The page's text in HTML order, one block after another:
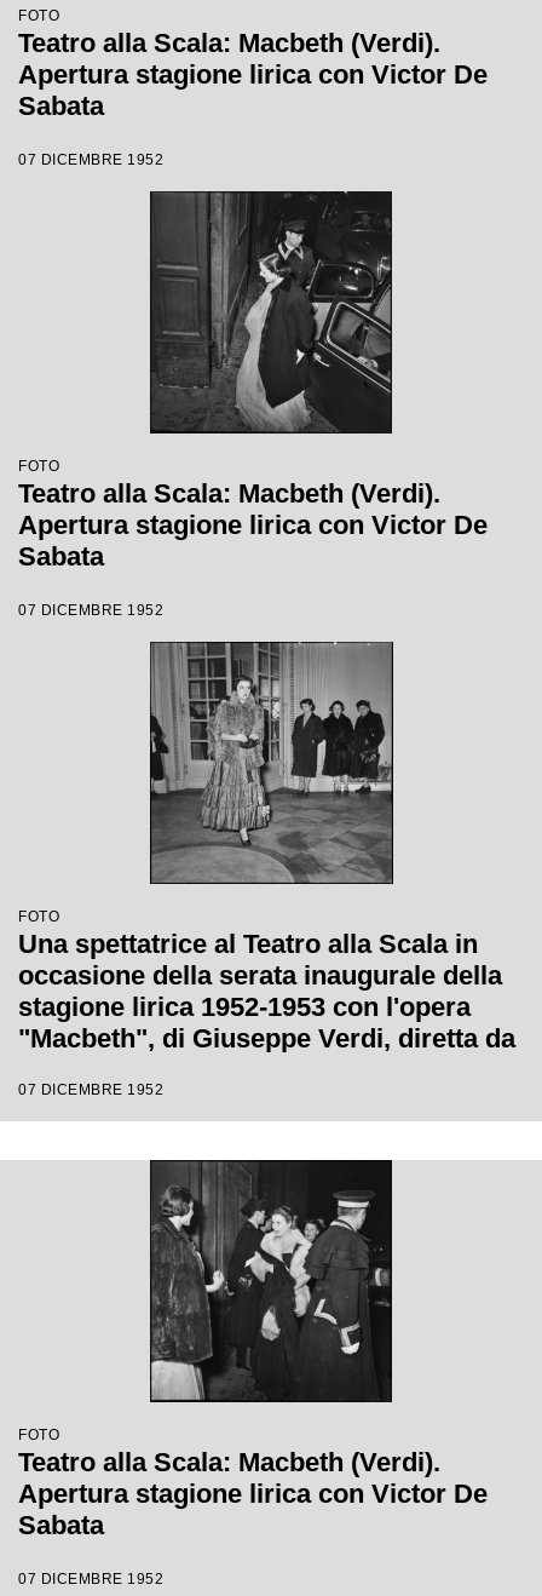
FOTO
Teatro alla Scala: Macbeth (Verdi).
Apertura stagione lirica con Victor De
Sabata
07 DICEMBRE 1952
FOTO
Teatro alla Scala: Macbeth (Verdi).
Apertura stagione lirica con Victor De
Sabata
07 DICEMBRE 1952
FOTO
Una spettatrice al Teatro alla Scala in
occasione della serata inaugurale della
stagione lirica 1952-1953 con l'opera
"Macbeth", di Giuseppe Verdi, diretta da
Ebert
07 DICEMBRE 1952
FOTO
Teatro alla Scala: Macbeth (Verdi).
Apertura stagione lirica con Victor De
Sabata
07 DICEMBRE 1952